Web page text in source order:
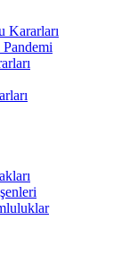
Kararları